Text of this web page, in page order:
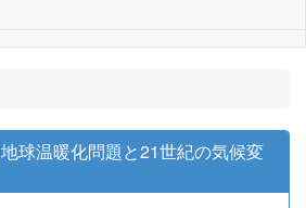
地球温暖化問題と21世紀の気候変